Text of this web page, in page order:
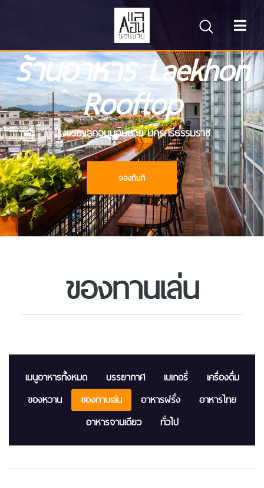
ร้านอาหาร Laekhon
Rooftop
โรงแรมแลคอนนอนบาย นครศรีธรรมราช
จองทันที
ของทานเล่น
เมนูอาหารทั้งหมด บรรยากาศ เบเกอรี่
เครื่องดื่ม
ของหวาน
ของทานเล่น อาหารฝรั่ง
อาหารไทย
อาหารจานเดียว
ทั่วไป